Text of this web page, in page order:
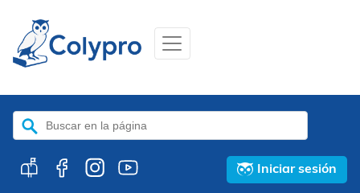
Buscar:
Iniciar sesión